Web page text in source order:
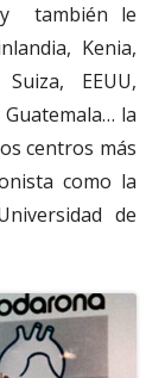
y también le
Kenia,
EEUU,
la
centros más
como la
de